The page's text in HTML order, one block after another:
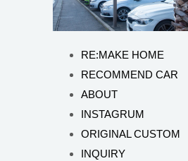
RE:MAKE HOME
RECOMMEND CAR
ABOUT
INSTAGRUM
ORIGINAL CUSTOM
INQUIRY